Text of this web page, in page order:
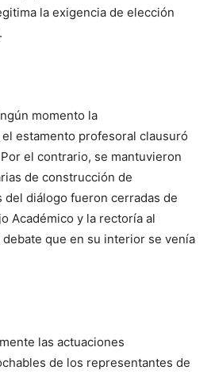
la exigencia de elección
momento la
estamento profesoral clausuró
el contrario, se mantuvieron
de construcción de
del diálogo fueron cerradas de
Académico y la rectoría al
que en su interior se venía
las actuaciones
de los representantes de